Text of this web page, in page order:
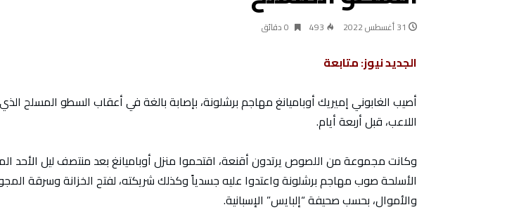
31 أغسطس 2022 493 0 ‫دقائق‬
الجديد نيوز: متابعة
أصيب الغابوني إميريك أوباميانغ مهاجم برشلونة، بإصابة بالغة في أعقاب السطو المسلح
اللاعب، قبل أربعة أيام.
وكانت مجموعة من اللصوص يرتدون أقنعة، اقتحموا منزل أوباميانغ بعد منتصف ليل الأحد
الأسلحة صوب مهاجم برشلونة واعتدوا عليه جسدياً وكذلك شريكته، لفتح الخزانة وسرقة
والأموال، بحسب صحيفة “إلبايس” الإسبانية.